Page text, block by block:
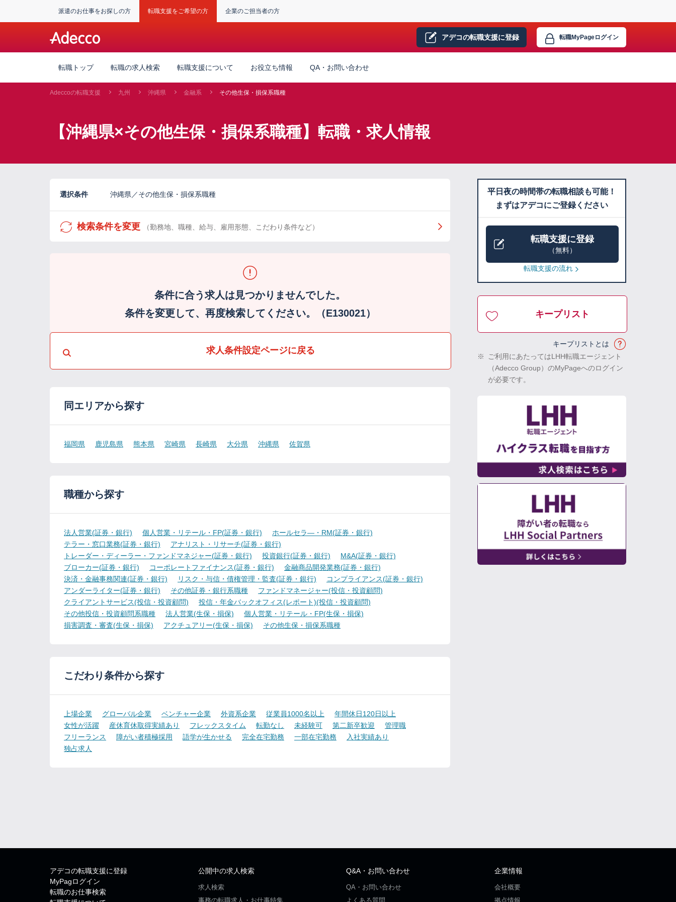
派遣のお仕事をお探しの方 転職支援をご希望の方 企業のご担当者の方
アデコの転職支援に登録 転職MyPageログイン
転職トップ 転職の求人検索 転職支援について お役立ち情報 QA・お問い合わせ
Adeccoの転職支援 九州 沖縄県 金融系 その他生保・損保系職種
【沖縄県×その他生保・損保系職種】転職・求人情報
選択条件 沖縄県／その他生保・損保系職種
検索条件を変更 （勤務地、職種、給与、雇用形態、こだわり条件など）
条件に合う求人は見つかりませんでした。
条件を変更して、再度検索してください。（E130021）
求人条件設定ページに戻る
同エリアから探す
福岡県 鹿児島県 熊本県 宮崎県 長崎県 大分県 沖縄県 佐賀県
職種から探す
法人営業(証券・銀行) 個人営業・リテール・FP(証券・銀行)
ホールセラ―・RM(証券・銀行)
テラー・窓口業務(証券・銀行)
アナリスト・リサーチ(証券・銀行)
トレーダー・ディーラー・ファンドマネジャー(証券・銀行)
投資銀行(証券・銀行)
M&A(証券・銀行)
ブローカー(証券・銀行)
コーポレートファイナンス(証券・銀行)
金融商品開発業務(証券・銀行)
決済・金融事務関連(証券・銀行)
リスク・与信・債権管理・監査(証券・銀行)
コンプライアンス(証券・銀行)
アンダーライター(証券・銀行)
その他証券・銀行系職種
ファンドマネージャー(投信・投資顧問)
クライアントサービス(投信・投資顧問)
投信・年金バックオフィス(レポート)(投信・投資顧問)
その他投信・投資顧問系職種
法人営業(生保・損保)
個人営業・リテール・FP(生保・損保)
損害調査・審査(生保・損保)
アクチュアリー(生保・損保) その他生保・損保系職種
こだわり条件から探す
上場企業 グローバル企業 ベンチャー企業 外資系企業 従業員1000名以上
年間休日120日以上
女性が活躍
産休育休取得実績あり フレックスタイム 転勤なし 未経験可 第二新卒歓迎
管理職
フリーランス
障がい者積極採用 語学が生かせる 完全在宅勤務 一部在宅勤務
入社実績あり
独占求人
平日夜の時間帯の転職相談も可能！
まずはアデコにご登録ください
転職支援に登録
（無料）
転職支援の流れ
キープリスト
キープリストとは
※
ご利用にあたってはLHH転職エージェント
（Adecco Group）のMyPageへのログイン
が必要です。
アデコの転職支援に登録
MyPagログイン
転職のお仕事検索
公開中の求人検索
求人検索
事務の転職求人・お仕事特集
Q&A・お問い合わせ
QA・お問い合わせ
よくある質問
企業情報
会社概要
拠点情報